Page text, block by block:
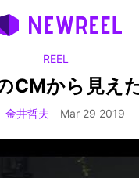
REEL
CMから見え
金井哲夫 Mar 29 2019